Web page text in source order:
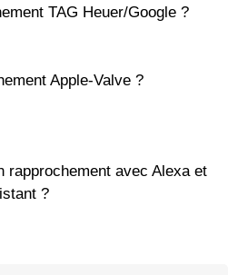
TAG Heuer/Google ?
Apple-Valve ?
rapprochement avec Alexa et
?